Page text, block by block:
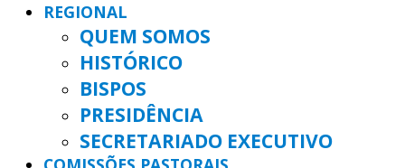
REGIONAL
QUEM SOMOS
HISTÓRICO
BISPOS
PRESIDÊNCIA
SECRETARIADO EXECUTIVO